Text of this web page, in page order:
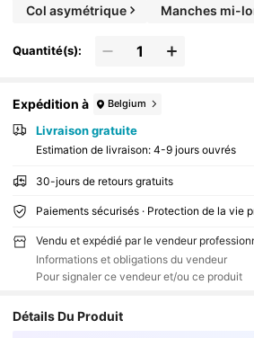
Col asymétrique Manches mi-
Quantité(s):
Expédition à Belgium
Livraison gratuite
Estimation de livraison: 4-9 jours ouvrés
30-jours de retours gratuits
Paiements sécurisés · Protection de la vie
Vendu et expédié par le vendeur
Informations et obligations du vendeur
Pour signaler ce vendeur et/ou ce produit
Détails Du Produit